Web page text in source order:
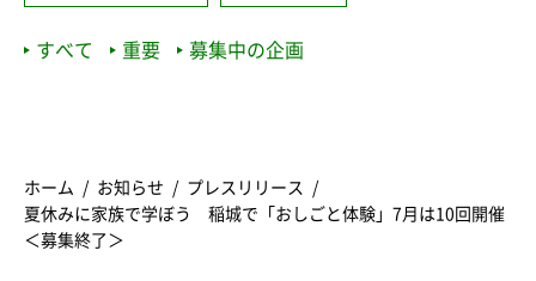
すべて 重要 募集中の企画
ホーム お知らせ
プレスリリース
夏休みに家族で学ぼう 稲城で「おしごと体験」7月は10回開催
＜募集終了＞